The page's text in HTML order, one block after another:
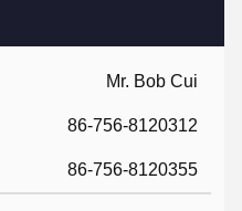
Mr. Bob Cui
86-756-8120312
86-756-8120355